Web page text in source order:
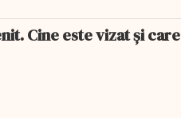
Cine este vizat şi care